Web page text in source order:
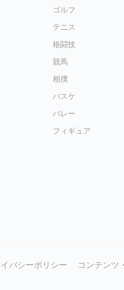
ゴルフ
テニス
格闘技
競馬
相撲
バスケ
バレー
フィギュア
バシーポリシー コンテンツ